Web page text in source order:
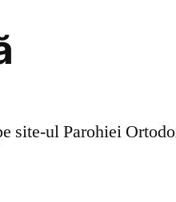
site-ul Parohiei